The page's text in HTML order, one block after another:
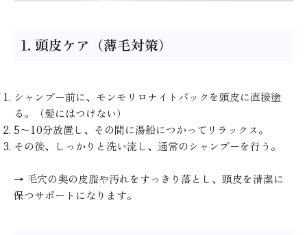
1. 頭皮ケア（薄毛対策）
シャンプー前に、モンモリロナイトパックを頭皮に直接塗
る。（髪にはつけない）
5〜10分放置し、その間に湯船につかってリラックス。
その後、しっかりと洗い流し、通常のシャンプーを行う。
→ 毛穴の奥の皮脂や汚れをすっきり落とし、頭皮を清潔に
保つサポートになります。